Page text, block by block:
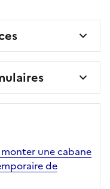
une cabane
de